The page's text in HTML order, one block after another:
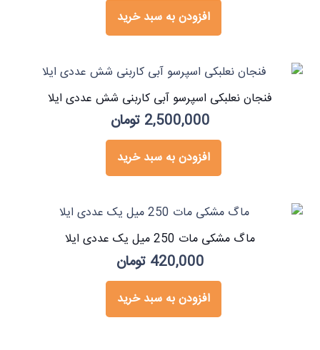
افزودن به سبد خرید
فنجان نعلبکی اسپرسو آبی کاربنی شش عددی ایلا
2,500,000 تومان
افزودن به سبد خرید
ماگ مشکی مات 250 میل یک عددی ایلا
420,000 تومان
افزودن به سبد خرید